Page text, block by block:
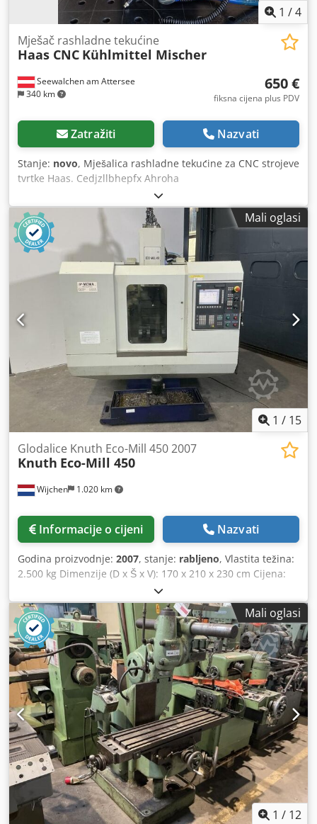
1 /4
Seewalchen am Attersee
340 km
Mješač rashladne tekućine
Haas CNC Kühlmittel Mischer
650 €
fiksna cijena plus PDV
Zatražiti Nazvati
Stanje: novo, Mješalica rashladne tekućine za CNC strojeve
tvrtke Haas. Cedjzllbhepfx Ahroha
Mali oglasi
1 / 15
Wijchen 1.020 km
Glodalice Knuth Eco-Mill 450 2007
Knuth Eco-Mill 450
Informacije o cijeni Nazvati
Godina proizvodnje: 2007, stanje: rabljeno, Vlastita težina:
2.500 kg Dimenzije (D x Š x V): 170 x 210 x 230 cm Cijena:
Na upit - Godina proizvodnje: 2007 - Dokumentacija
dostupna: Da - CE-označavanje: Da - CE-certifikat: Ne -
Serijski broj: 750283 - Upravljanje: CNC - Marka
upravljačkog sustava: Siemens - Tip upravljačkog sustava:
Sinumerik 802D Cjdjwnip Rspfx Ahrsha - Snaga [kW]: 7.0 -
Broj osi [kom]: 3 - X-os hod [mm]: 450 - Y-os hod [mm]: 300
- Z-os hod [mm]: 400 - Duljina stola [mm]: 920 - Širina stola
[mm]: 280 - Prihvat alata: ISO40 - Min. broj okretaja
vretena [o/min]: 100 - Maks. broj okretaja vretena [o/min]:
8.000 - Transportne dimenzije: 1.700 mm x 2.100 mm x
2.300 mm (d x š x v) - Transportna masa [kg]: 2.500 kg -
Broj transportnih paketa [kom]: 1 Financijske informacije
PDV: Navedena cijena je bez PDV-a PDV/Oporezivanje
marže: PDV se može odbiti za poduzetnike Isporuka i
zamjena mogući u svakom trenutku za sve industrijske
strojeve Lukas van Rossum
Mali oglasi
1 / 12